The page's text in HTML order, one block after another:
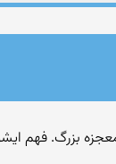
بزرگ. فهم